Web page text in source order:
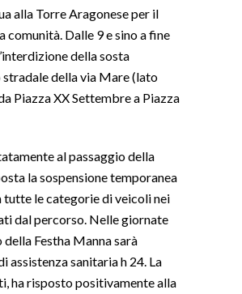
alla Torre Aragonese per il
comunità. Dalle 9 e sino a fine
della sosta
della via Mare (lato
Piazza XX Settembre a Piazza
al passaggio della
la sospensione temporanea
tutte le categorie di veicoli nei
dal percorso. Nelle giornate
Festha Manna sarà
assistenza sanitaria h 24. La
ha risposto positivamente alla